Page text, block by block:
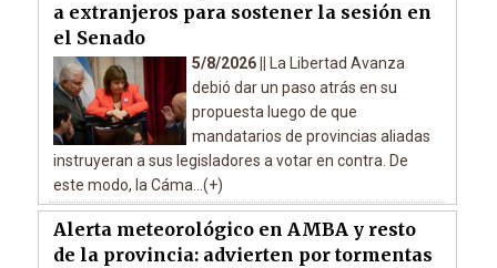
a extranjeros para sostener la sesión en
el Senado
5/8/2026 ||
La Libertad Avanza
debió dar un paso atrás en su
propuesta luego de que
mandatarios de provincias aliadas
instruyeran a sus legisladores a votar en contra. De
este modo, la Cáma...(+)
Alerta meteorológico en AMBA y resto
de la provincia: advierten por tormentas